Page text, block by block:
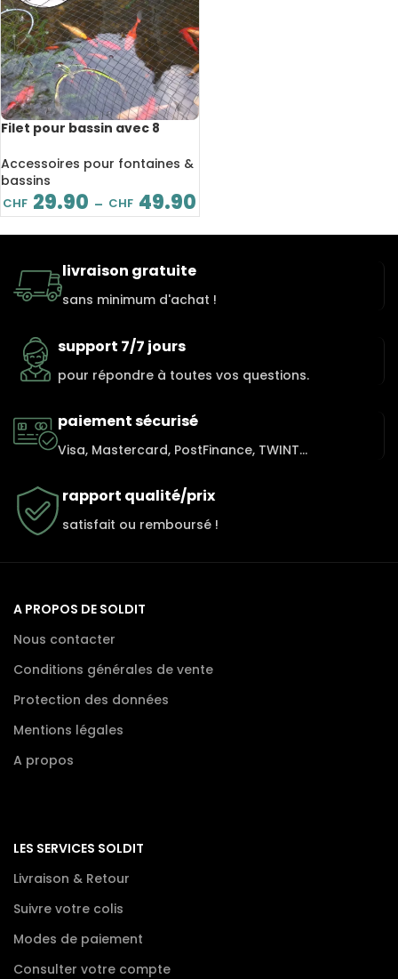
Filet pour bassin avec 8
protection, 4 tailles
disponibles
Accessoires pour fontaines &
bassins
CHF 29.90 – CHF 49.90
livraison gratuite
sans minimum d'achat !
support 7/7 jours
pour répondre à toutes vos questions.
paiement sécurisé
Visa, Mastercard, PostFinance, TWINT...
rapport qualité/prix
satisfait ou remboursé !
A PROPOS DE SOLDIT
Nous contacter
Conditions générales de vente
Protection des données
Mentions légales
A propos
LES SERVICES SOLDIT
Livraison & Retour
Suivre votre colis
Modes de paiement
Consulter votre compte